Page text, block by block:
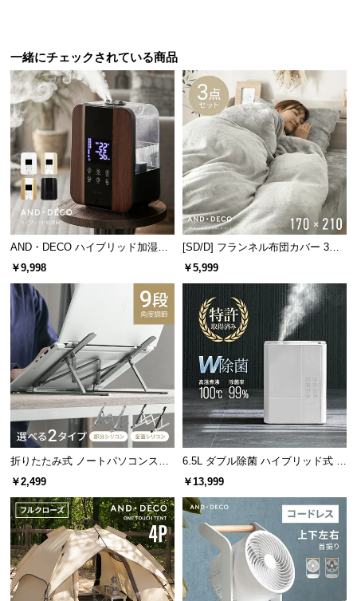
路
に
つ
い
て
返
品・
キ
ャ
ン
セ
ル
に
つ
い
て
保
証
に
つ
い
会
員
規
一緒にチェックされている商品
AND・DECO ハイブリッド加湿器
ステンレス振動子モデル 木目調
￥9,998
[SD/D] フランネル布団カバー 3点
セット
￥5,999
折りたたみ式 ノートパソコンスタ
ンド
￥2,499
6.5L ダブル除菌 ハイブリッド式 U
Vライト+ヒーター除菌機能付き
￥13,999